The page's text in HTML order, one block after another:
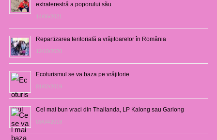
extraterestră a poporului său
14/06/2021
Repartizarea teritorială a vrăjitoarelor în România
12/10/2020
Ecoturismul se va baza pe vrăjitorie
01/02/2019
Cel mai bun vraci din Thailanda, LP Kalong sau Garlong
03/04/2018